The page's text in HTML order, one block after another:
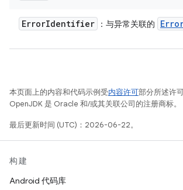
ErrorIdentifier ：与异常关联的
本页面上的内容和代码示例受内容许可部分所述许
OpenJDK 是 Oracle 和/或其关联公司的注册商标。
最后更新时间 (UTC)：2026-06-22。
构建
Android 代码库